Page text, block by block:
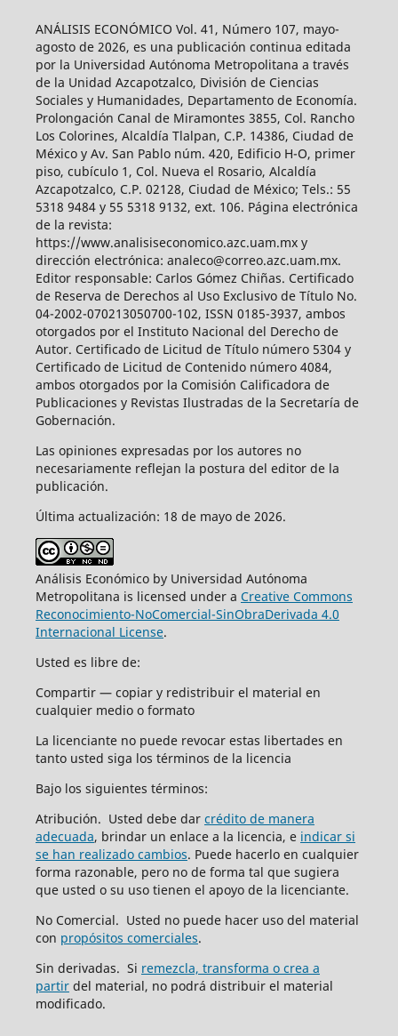
ANÁLISIS ECONÓMICO Vol. 41, Número 107, mayo-
agosto de 2026, es una publicación continua editada
por la Universidad Autónoma Metropolitana a través
de la Unidad Azcapotzalco, División de Ciencias
Sociales y Humanidades, Departamento de Economía.
Prolongación Canal de Miramontes 3855, Col. Rancho
Los Colorines, Alcaldía Tlalpan, C.P. 14386, Ciudad de
México y Av. San Pablo núm. 420, Edificio H-O, primer
piso, cubículo 1, Col. Nueva el Rosario, Alcaldía
Azcapotzalco, C.P. 02128, Ciudad de México; Tels.: 55
5318 9484 y 55 5318 9132, ext. 106. Página electrónica
de la revista:
https://www.analisiseconomico.azc.uam.mx y
dirección electrónica: analeco@correo.azc.uam.mx.
Editor responsable: Carlos Gómez Chiñas. Certificado
de Reserva de Derechos al Uso Exclusivo de Título No.
04-2002-070213050700-102, ISSN 0185-3937, ambos
otorgados por el Instituto Nacional del Derecho de
Autor. Certificado de Licitud de Título número 5304 y
Certificado de Licitud de Contenido número 4084,
ambos otorgados por la Comisión Calificadora de
Publicaciones y Revistas Ilustradas de la Secretaría de
Gobernación.
Las opiniones expresadas por los autores no
necesariamente reflejan la postura del editor de la
publicación.
Última actualización: 18 de mayo de 2026.
Análisis Económico by Universidad Autónoma
Metropolitana is licensed under a Creative Commons
Reconocimiento-NoComercial-SinObraDerivada 4.0
Internacional License.
Usted es libre de:
Compartir — copiar y redistribuir el material en
cualquier medio o formato
La licenciante no puede revocar estas libertades en
tanto usted siga los términos de la licencia
Bajo los siguientes términos:
Atribución. Usted debe dar crédito de manera
adecuada, brindar un enlace a la licencia, e indicar si
se han realizado cambios. Puede hacerlo en cualquier
forma razonable, pero no de forma tal que sugiera
que usted o su uso tienen el apoyo de la licenciante.
No Comercial. Usted no puede hacer uso del material
con propósitos comerciales.
Sin derivadas. Si remezcla, transforma o crea a
partirdel material, no podrá distribuir el material
modificado.